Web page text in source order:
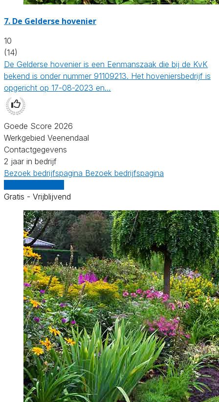
7. De Gelderse hovenier
10
(14)
De Gelderse hovenier is een Eenmanszaak die bij de KvK
bekend is onder nummer 91109213. Het hoveniersbedrijf is
opgericht op 17-08-2023 en…
Goede Score 2026
Werkgebied Veenendaal
Contactgegevens
2 jaar in bedrijf
Bezoek bedrijfspagina Bezoek bedrijfspagina
Gratis - Vrijblijvend